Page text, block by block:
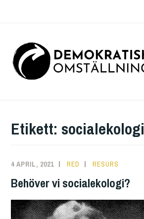
OMSTÄLLNING
Etikett: socialekologi
4 APRIL, 2021 RED RESURS
Behöver vi socialekologi?